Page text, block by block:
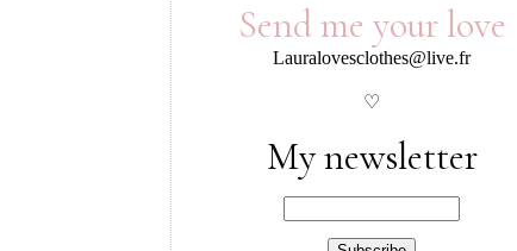
Send me your love
Lauralovesclothes@live.fr
♡
My newsletter